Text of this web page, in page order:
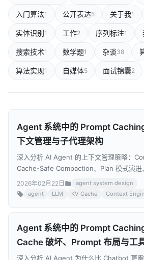
入门算法1 公开表达5 关于我1
实体识别1 工作2 序列标注1
搜索技术1 数学题1 杂谈38
算法实现1 自媒体5 面试锦囊2
Agent 系统中的 Prompt
下文管理与子代理架构
深入分析 AI Agent 的上下文管理策略：
Cache-Safe Compaction、Plan 模式演进
忆、子代理 Cache 友好设计，以及 The
2026年02月22日
agent system design
agent
LLM KV Cache Context
Agent 系统中的 Prompt Caching
Cache 破坏、Prompt 布局与工
深入分析 AI Agent 为什么比 Chatbot 更